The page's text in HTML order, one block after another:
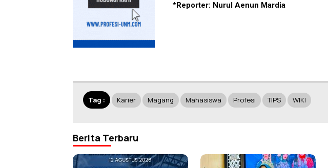
*Reporter: Nurul Aenun Mardia
Tag : Karier Magang Mahasiswa Profesi TIPS WIKI
Berita Terbaru